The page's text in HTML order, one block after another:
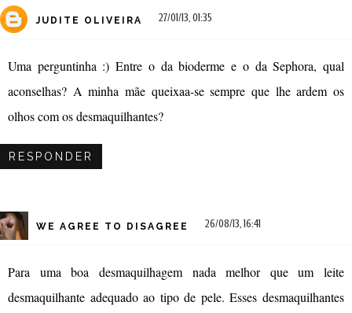
JUDITE OLIVEIRA 27/01/13, 01:35
Uma perguntinha :) Entre o da bioderme e o da Sephora, qual
aconselhas? A minha mãe queixaa-se sempre que lhe ardem os
olhos com os desmaquilhantes?
RESPONDER
WE AGREE TO DISAGREE 26/08/13, 16:41
Para uma boa desmaquilhagem nada melhor que um leite
desmaquilhante adequado ao tipo de pele. Esses desmaquilhantes